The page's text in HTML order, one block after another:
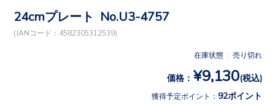
24cmプレート No.U3-4757
(JANコード：4582305312539)
在庫状態 : 売り切れ
価格： ¥9,130(税込)
獲得予定ポイント： 92ポイント